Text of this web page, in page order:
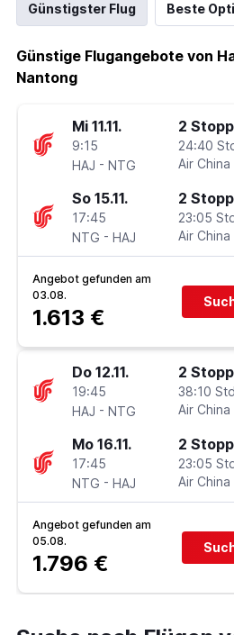
Günstigster Flug Beste
Günstige Flugangebote von
Nantong
Mi 11.11.
9:15
HAJ - NTG
2
24:40
Air China
So 15.11.
17:45
NTG - HAJ
2
23:05
Air China
Angebot gefunden am
03.08.
1.613 €
Do 12.11.
19:45
HAJ - NTG
2
38:10
Air China
Mo 16.11.
17:45
NTG - HAJ
2
23:05
Air China
Angebot gefunden am
05.08.
1.796 €